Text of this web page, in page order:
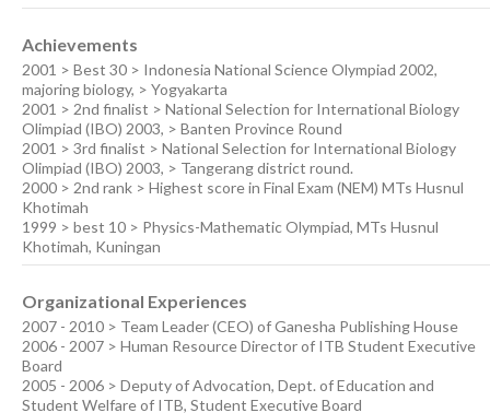
Achievements
2001 > Best 30 > Indonesia National Science Olympiad 2002,
majoring biology, > Yogyakarta
2001 > 2nd finalist > National Selection for International Biology
Olimpiad (IBO) 2003, > Banten Province Round
2001 > 3rd finalist > National Selection for International Biology
Olimpiad (IBO) 2003, > Tangerang district round.
2000 > 2nd rank > Highest score in Final Exam (NEM) MTs Husnul
Khotimah
1999 > best 10 > Physics-Mathematic Olympiad, MTs Husnul
Khotimah, Kuningan
Organizational Experiences
2007 - 2010 > Team Leader (CEO) of Ganesha Publishing House
2006 - 2007 > Human Resource Director of ITB Student Executive
Board
2005 - 2006 > Deputy of Advocation, Dept. of Education and
Student Welfare of ITB, Student Executive Board